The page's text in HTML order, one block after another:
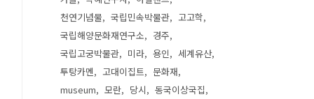
천연기념물
국립민속박물관
고고학
국립해양문화재연구소
경주
국립고궁박물관
미라 용인
세계유산
투탕카멘
고대이집트
문화재
museum
모란 당시
동국이상국집